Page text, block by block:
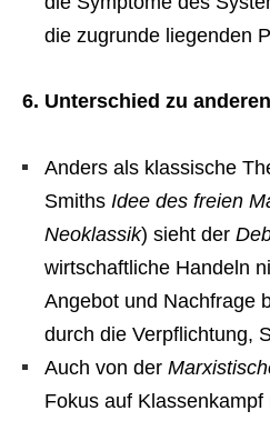
die zugrunde liegenden
6. Unterschied zu
Anders als klassische
Smiths Idee des freien
Neoklassik) sieht der
wirtschaftliche Handeln
Angebot und Nachfrage
durch die Verpflichtung,
Auch von der
Fokus auf Klassenkampf